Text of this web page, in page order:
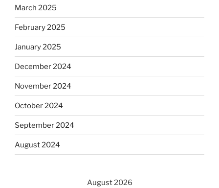
March 2025
February 2025
January 2025
December 2024
November 2024
October 2024
September 2024
August 2024
August 2026